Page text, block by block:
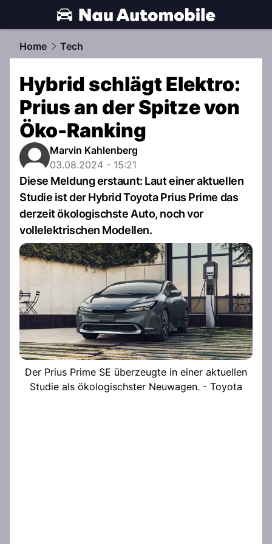
automobile.NAU.ch
Home Tech
Hybrid schlägt Elektro:
Prius an der Spitze von
Öko-Ranking
Marvin Kahlenberg
03.08.2024 - 15:21
Diese Meldung erstaunt: Laut einer aktuellen
Studie ist der Hybrid Toyota Prius Prime das
derzeit ökologischste Auto, noch vor
vollelektrischen Modellen.
Der Prius Prime SE überzeugte in einer aktuellen
Studie als ökologischster Neuwagen. - Toyota